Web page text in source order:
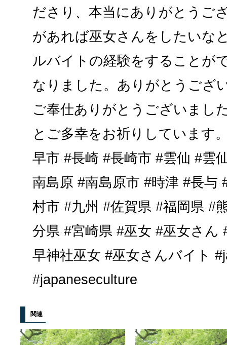
ださり、本当にありがとうご
があれば巫女さんをしたいな
ルバイトの経験をすることが
なりました。ありがとうござ
ご奉仕ありがとうございまし
とご多幸をお祈りしています
早市 #長崎 #長崎市 #雲仙 #雲
南島原 #南島原市 #時津 #長与
村市 #九州 #佐賀県 #福岡県 #
分県 #宮崎県 #巫女 #巫女さん
早神社巫女 #巫女さんバイト
#japaneseculture
関連